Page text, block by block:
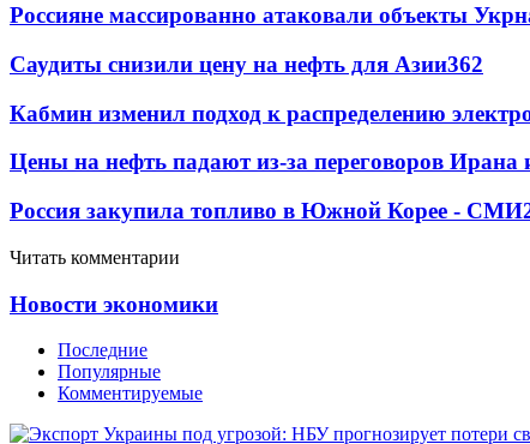
Россияне массированно атаковали объекты
Саудиты снизили цену на нефть для Азии362
Кабмин изменил подход к распределению
Цены на нефть падают из-за переговоров
Россия закупила топливо в Южной Корее - СМИ
Читать комментарии
Новости экономики
Последние
Популярные
Комментируемые